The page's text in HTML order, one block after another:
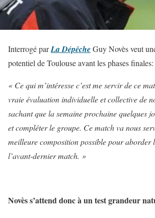
Interrogé parLa DépêcheGuy Novès veut
potentiel de Toulouse avant les phases finales:
« Ce qui m’intéresse c’est me servir de ce
vraie évaluation individuelle et collective de
sachant que la semaine prochaine quelques
et compléter le groupe. Ce match va nous
meilleure composition possible pour aborder
l’avant-dernier match. »
Novès s’attend donc à un test grandeur